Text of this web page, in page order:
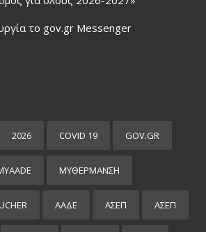
το gov.gr Μessenger
2026 COVID 19 GOV.GR
MYΘΈΡΜΑΝΣΗ
ΑΑΔΕ ΑΣΕΠ ΑΣΕΠ